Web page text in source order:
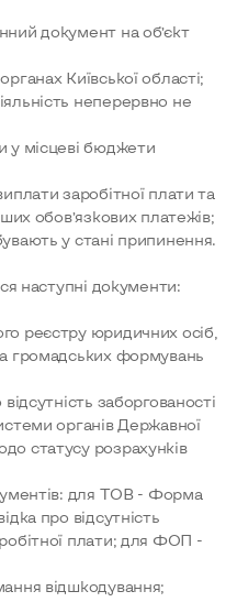
документ на об’єкт
Київської області;
неперервно не
у місцеві бюджети
заробітної плати та
обов’язкових платежів;
у стані припинення.
наступні документи:
реєстру юридичних осіб,
громадських формувань
заборгованості
органів Державної
статусу розрахунків
для ТОВ - Форма
про відсутність
плати; для ФОП -
відшкодування;